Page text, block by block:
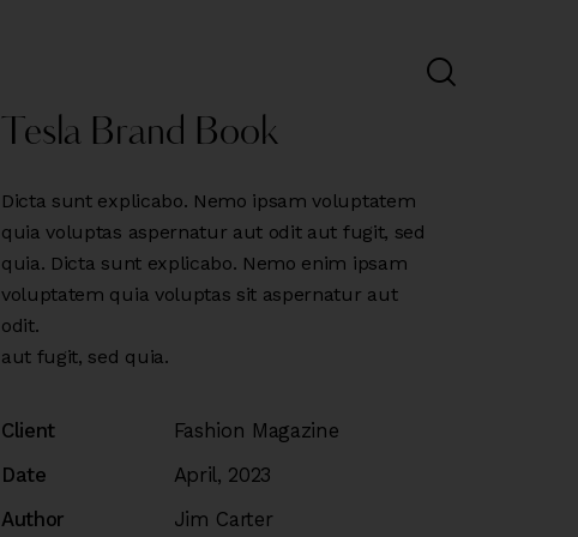
Tesla Brand Book
Dicta sunt explicabo. Nemo ipsam voluptatem
quia voluptas aspernatur aut odit aut fugit, sed
quia. Dicta sunt explicabo. Nemo enim ipsam
voluptatem quia voluptas sit aspernatur aut
odit.
aut fugit, sed quia.
Client
Fashion Magazine
Date
April, 2023
Author
Jim Carter